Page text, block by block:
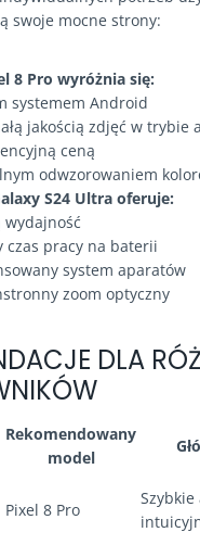
swoje mocne strony:
8 Pro wyróżnia się:
systemem Android
jakością zdjęć w trybie
ceną
odwzorowaniem
S24 Ultra oferuje:
wydajność
czas pracy na baterii
system aparatów
zoom optyczny
DLA
Rekomendowany
model
Pixel 8 Pro